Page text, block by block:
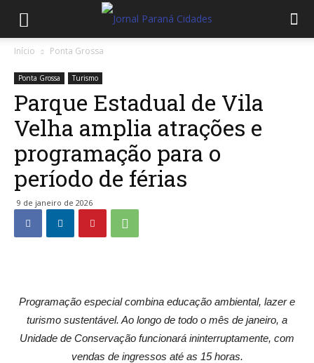
Início Ponta Grossa
Ponta Grossa Turismo
Parque Estadual de Vila
Velha amplia atrações e
programação para o
período de férias
9 de janeiro de 2026
Programação especial combina educação ambiental, lazer e
turismo sustentável. Ao longo de todo o mês de janeiro, a
Unidade de Conservação funcionará ininterruptamente, com
vendas de ingressos até as 15 horas.